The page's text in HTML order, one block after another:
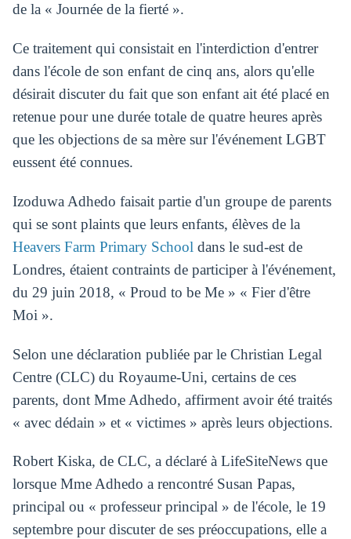
de la « Journée de la fierté ».
Ce traitement qui consistait en l'interdiction d'entrer
dans l'école de son enfant de cinq ans, alors qu'elle
désirait discuter du fait que son enfant ait été placé en
retenue pour une durée totale de quatre heures après
que les objections de sa mère sur l'événement LGBT
eussent été connues.
Izoduwa Adhedo faisait partie d'un groupe de parents
qui se sont plaints que leurs enfants, élèves de la
Heavers Farm Primary School dans le sud-est de
Londres, étaient contraints de participer à l'événement,
du 29 juin 2018, « Proud to be Me » « Fier d'être
Moi ».
Selon une déclaration publiée par le Christian Legal
Centre (CLC) du Royaume-Uni, certains de ces
parents, dont Mme Adhedo, affirment avoir été traités
« avec dédain » et « victimes » après leurs objections.
Robert Kiska, de CLC, a déclaré à LifeSiteNews que
lorsque Mme Adhedo a rencontré Susan Papas,
principal ou « professeur principal » de l'école, le 19
septembre pour discuter de ses préoccupations, elle a